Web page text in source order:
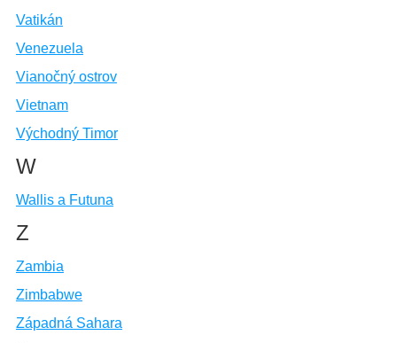
Vatikán
Venezuela
Vianočný ostrov
Vietnam
Východný Timor
W
Wallis a Futuna
Z
Zambia
Zimbabwe
Západná Sahara